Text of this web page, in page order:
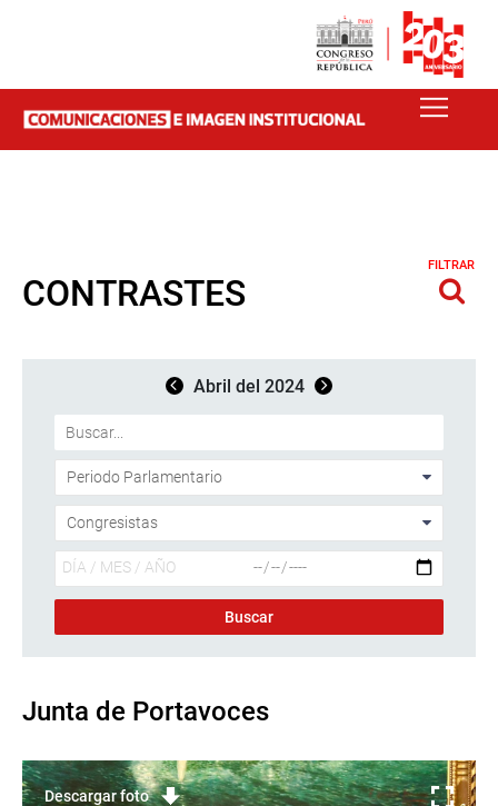
CONTRASTES
FILTRAR
Abril del 2024
Junta de Portavoces
Descargar foto